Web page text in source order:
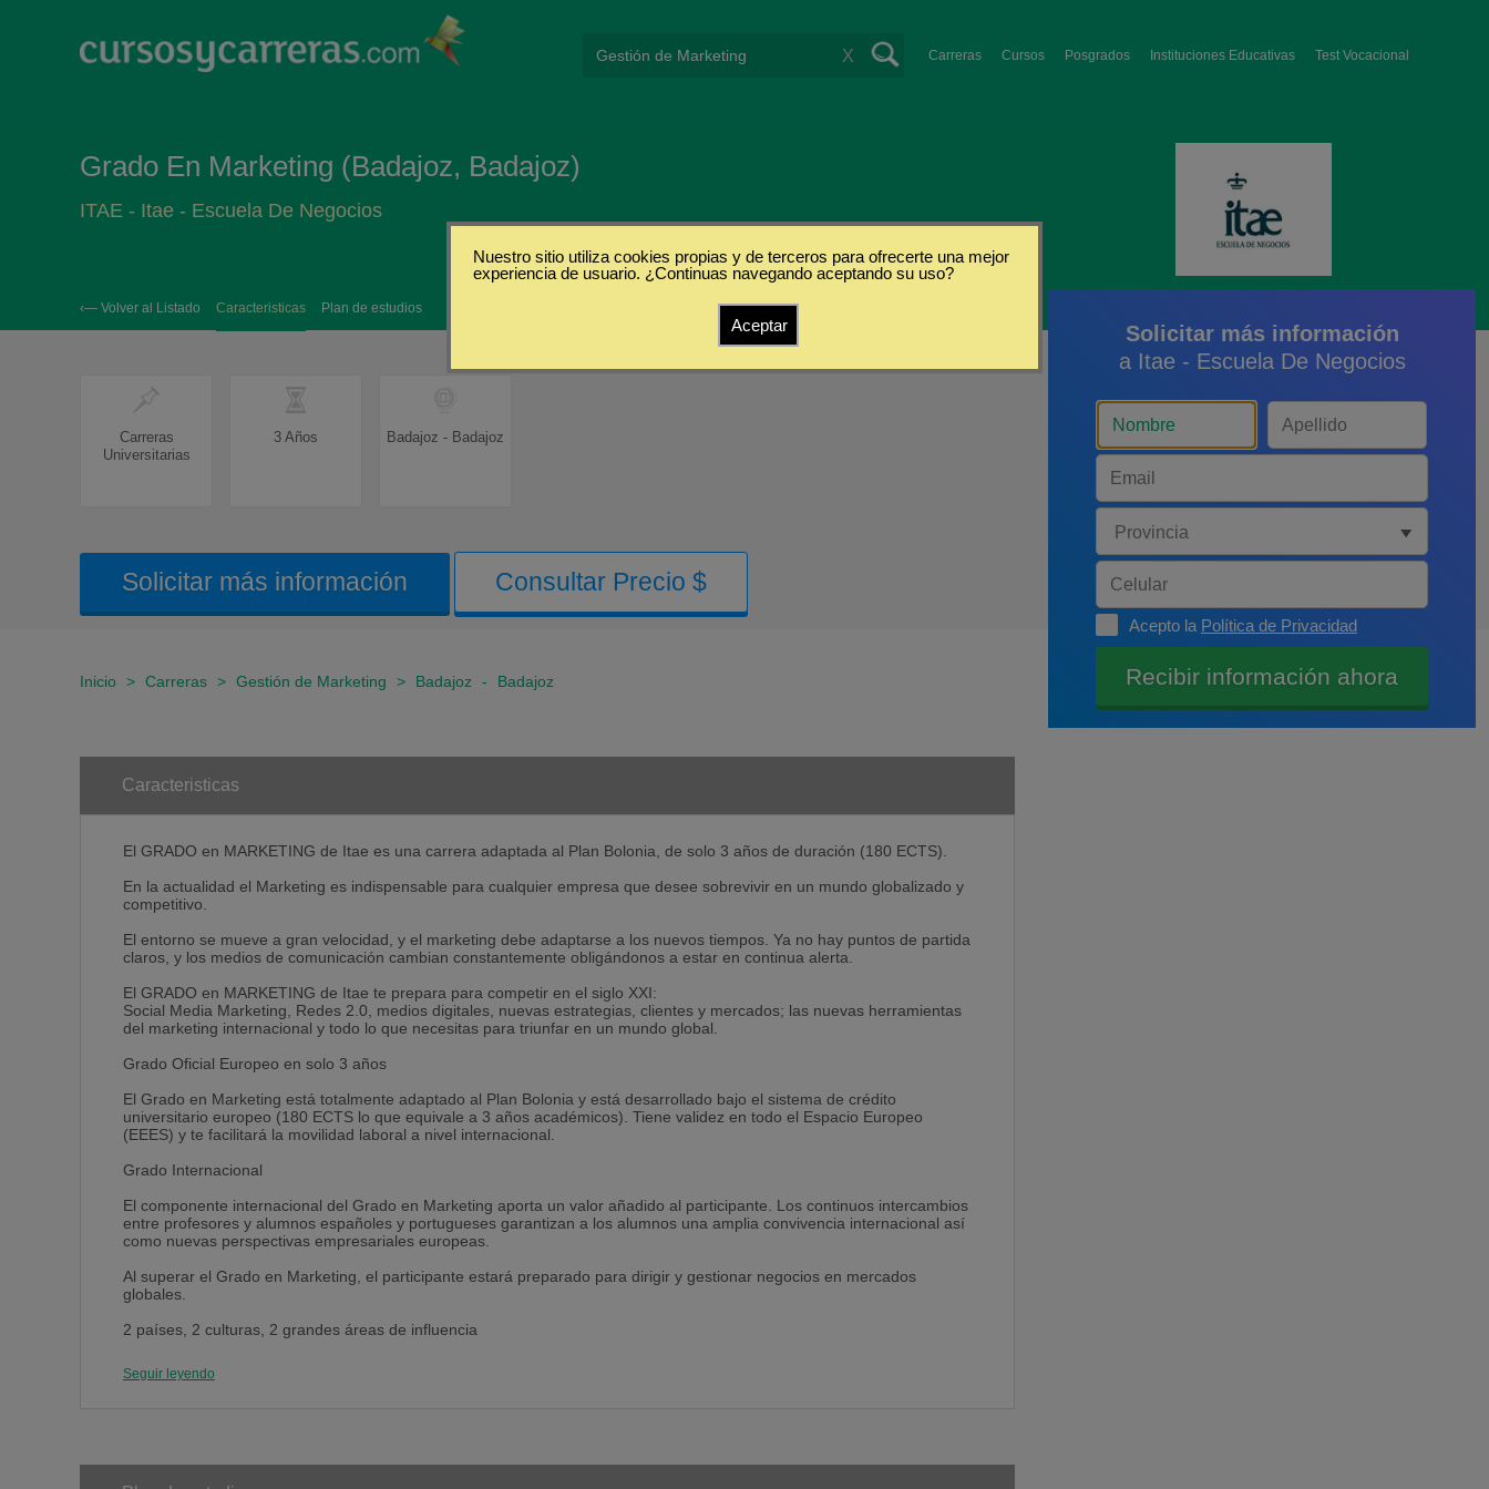
Carreras Cursos Posgrados Instituciones Educativas Test Vocacional
X
Grado En Marketing (Badajoz, Badajoz)
ITAE - Itae - Escuela De Negocios
‹— Volver al Listado Caracteristicas Plan de estudios
Carreras
Universitarias
3 Años Badajoz - Badajoz
Solicitar más información Consultar Precio $
Inicio > Carreras > Gestión de Marketing > Badajoz - Badajoz
Caracteristicas
El GRADO en MARKETING de Itae es una carrera adaptada al Plan Bolonia, de solo 3 años de duración (180 ECTS).
En la actualidad el Marketing es indispensable para cualquier empresa que desee sobrevivir en un mundo globalizado y
competitivo.
El entorno se mueve a gran velocidad, y el marketing debe adaptarse a los nuevos tiempos. Ya no hay puntos de partida
claros, y los medios de comunicación cambian constantemente obligándonos a estar en continua alerta.
El GRADO en MARKETING de Itae te prepara para competir en el siglo XXI:
Social Media Marketing, Redes 2.0, medios digitales, nuevas estrategias, clientes y mercados; las nuevas herramientas
del marketing internacional y todo lo que necesitas para triunfar en un mundo global.
Grado Oficial Europeo en solo 3 años
El Grado en Marketing está totalmente adaptado al Plan Bolonia y está desarrollado bajo el sistema de crédito
universitario europeo (180 ECTS lo que equivale a 3 años académicos). Tiene validez en todo el Espacio Europeo
(EEES) y te facilitará la movilidad laboral a nivel internacional.
Grado Internacional
El componente internacional del Grado en Marketing aporta un valor añadido al participante. Los continuos intercambios
entre profesores y alumnos españoles y portugueses garantizan a los alumnos una amplia convivencia internacional así
como nuevas perspectivas empresariales europeas.
Al superar el Grado en Marketing, el participante estará preparado para dirigir y gestionar negocios en mercados
globales.
2 países, 2 culturas, 2 grandes áreas de influencia
El Grado en Marketing se desrrolla Cinco semestres en Badajoz y un semestre en Lisboa.
Esto te permite conocer dos países, dos idiomas y dos culturas que garantizan el dominio de los mercados hispano-
Seguir leyendo
Solicitar más información
a Itae - Escuela De Negocios
Acepto la Política de Privacidad
Nuestro sitio utiliza cookies propias y de terceros para ofrecerte una mejor
experiencia de usuario. ¿Continuas navegando aceptando su uso?
Aceptar